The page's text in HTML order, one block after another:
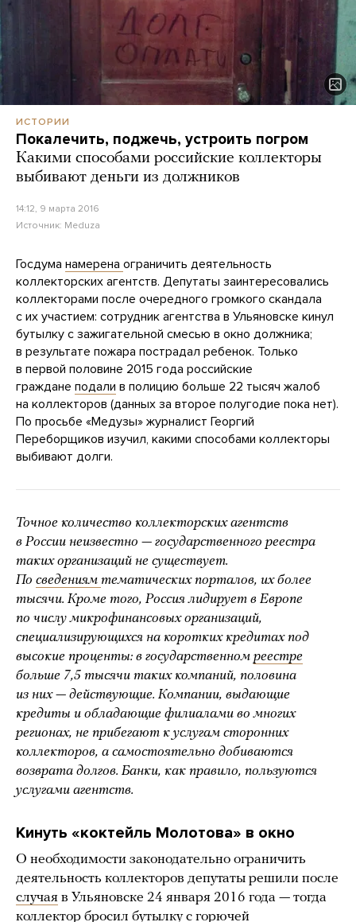
ИСТОРИИ
Покалечить, поджечь, устроить погром
Какими способами российские коллекторы
выбивают деньги из должников
14:12, 9 марта 2016
Источник: Meduza
Госдума намерена ограничить деятельность
коллекторских агентств. Депутаты заинтересовались
коллекторами после очередного громкого скандала
с их участием: сотрудник агентства в Ульяновске кинул
бутылку с зажигательной смесью в окно должника;
в результате пожара пострадал ребенок. Только
в первой половине 2015 года российские
граждане подали в полицию больше 22 тысяч жалоб
на коллекторов (данных за второе полугодие пока нет).
По просьбе «Медузы» журналист Георгий
Переборщиков изучил, какими способами коллекторы
выбивают долги.
Точное количество коллекторских агентств
в России неизвестно — государственного реестра
таких организаций не существует.
По сведениям тематических порталов, их более
тысячи. Кроме того, Россия лидирует в Европе
по числу микрофинансовых организаций,
специализирующихся на коротких кредитах под
высокие проценты: в государственном реестре
больше 7,5 тысячи таких компаний, половина
из них — действующие. Компании, выдающие
кредиты и обладающие филиалами во многих
регионах, не прибегают к услугам сторонних
коллекторов, а самостоятельно добиваются
возврата долгов. Банки, как правило, пользуются
услугами агентств.
Кинуть «коктейль Молотова» в окно
О необходимости законодательно ограничить
деятельность коллекторов депутаты решили после
случая в Ульяновске 24 января 2016 года — тогда
коллектор бросил бутылку с горючей